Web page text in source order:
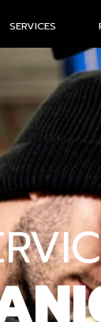
SERVICES